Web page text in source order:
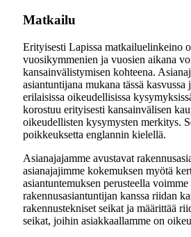
Matkailu
Erityisesti Lapissa matkailuelinkeino
vuosikymmenien ja vuosien aikana
kansainvälistymisen kohteena.
asiantuntijana mukana tässä kasvussa
erilaisissa oikeudellisissa
korostuu erityisesti kansainvälisen
oikeudellisten kysymysten merkitys.
poikkeuksetta englannin kielellä.
Asianajajamme avustavat
asianajajimme kokemuksen myötä
asiantuntemuksen perusteella voimme
rakennusasiantuntijan kanssa riidan
rakennustekniset seikat ja määrittää
seikat, joihin asiakkaallamme on